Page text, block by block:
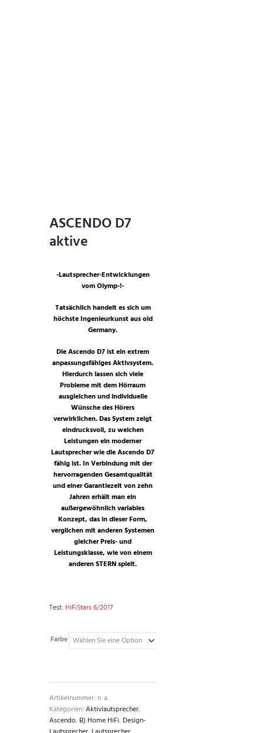
ASCENDO D7
aktive
-Lautsprecher-Entwicklungen
vom Olymp-!-
Tatsächlich handelt es sich um
höchste Ingenieurkunst aus old
Germany.
Die Ascendo D7 ist ein extrem
anpassungsfähiges Aktivsystem.
Hierdurch lassen sich viele
Probleme mit dem Hörraum
ausgleichen und individuelle
Wünsche des Hörers
verwirklichen. Das System zeigt
eindrucksvoll, zu welchen
Leistungen ein moderner
Lautsprecher wie die Ascendo D7
fähig ist. In Verbindung mit der
hervorragenden Gesamtqualität
und einer Garantiezeit von zehn
Jahren erhält man ein
außergewöhnlich variables
Konzept, das in dieser Form,
verglichen mit anderen Systemen
gleicher Preis- und
Leistungsklasse, wie von einem
anderen STERN spielt.
Test: HiFiStars 6/2017
Farbe
Artikelnummer: n. a.
Kategorien: Aktivlautsprecher,
Ascendo, B) Home HiFi, Design-